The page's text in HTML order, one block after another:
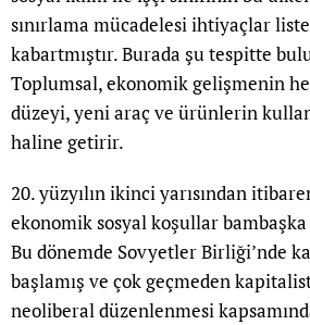
sınırlama mücadelesi ihtiyaçlar
kabartmıştır. Burada şu tespitte
Toplumsal, ekonomik gelişmenin
düzeyi, yeni araç ve ürünlerin
haline getirir.
20. yüzyılın ikinci yarısından
ekonomik sosyal koşullar
Bu dönemde Sovyetler Birliği’nde
başlamış ve çok geçmeden
neoliberal düzenlenmesi